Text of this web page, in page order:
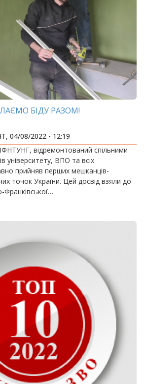
БІДУ РАЗОМ!
04/08/2022 - 12:19
відремонтований спільними
університету, ВПО та всіх
прийняв перших мешканців-
точок України. Цей досвід взяли до
Франківської…